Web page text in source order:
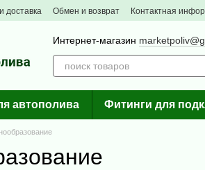
доставка Обмен и возврат Контактная
Интернет-магазин
автополива Фитинги для